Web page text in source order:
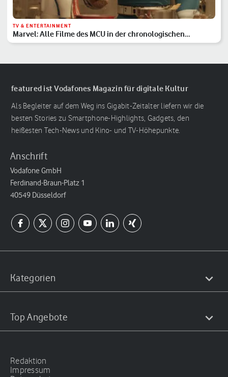
TV & ENTERTAINMENT
Marvel: Alle Filme des MCU in der chronologischen
Reihenfolge
featured ist Vodafones Magazin für digitale Kultur
Als Begleiter auf dem Weg ins Gigabit-Zeitalter liefern wir die
besten Stories zu Smartphone-Highlights, Gadgets, den
heißesten Tech-News und Kino- und TV-Höhepunkte.
Anschrift
Vodafone GmbH
Ferdinand-Braun-Platz 1
40549 Düsseldorf
Kategorien
Top Angebote
Redaktion
Impressum